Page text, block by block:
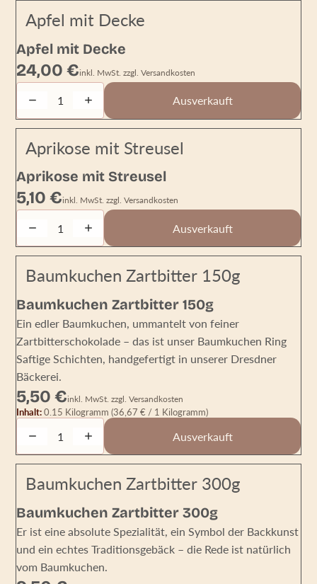
Apfel mit Decke
AUSVERKAUFT
Apfel mit Decke
24,00 €inkl. MwSt. zzgl. Versandkosten
Decrease quantityIncrease quantity Ausverkauft
Aprikose mit Streusel
AUSVERKAUFT
Aprikose mit Streusel
5,10 €inkl. MwSt. zzgl. Versandkosten
Decrease quantityIncrease quantity Ausverkauft
Baumkuchen Zartbitter 150g
AUSVERKAUFT
Baumkuchen Zartbitter 150g
Ein edler Baumkuchen, ummantelt von feiner
Zartbitterschokolade – das ist unser Baumkuchen Ring
Saftige Schichten, handgefertigt in unserer Dresdner
Bäckerei.
5,50 €inkl. MwSt. zzgl. Versandkosten
Inhalt:0.15 Kilogramm(36,67 € / 1 Kilogramm)
Decrease quantityIncrease quantity Ausverkauft
Baumkuchen Zartbitter 300g
AUSVERKAUFT
Baumkuchen Zartbitter 300g
Er ist eine absolute Spezialität, ein Symbol der Backkunst
und ein echtes Traditionsgebäck – die Rede ist natürlich
vom Baumkuchen.